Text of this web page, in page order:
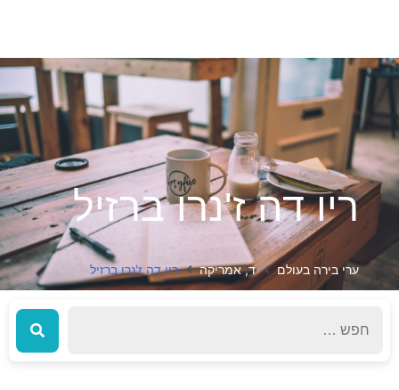
ריו דה ז'נרו ברזיל
ערי בירה בעולם ד, אמריקה ריו דה ז'נרו ברזיל